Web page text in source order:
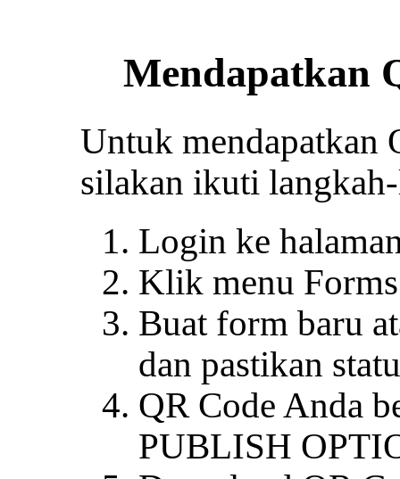
Mendapatkan
Untuk mendapatkan
silakan ikuti
Login ke
Klik menu
Buat form baru
dan pastikan
QR Code Anda
PUBLISH